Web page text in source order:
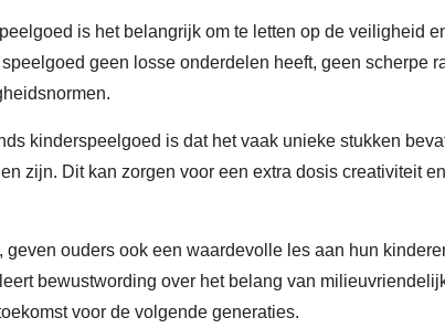
is het belangrijk om te letten op de veiligheid
geen losse onderdelen heeft, geen scherpe
kinderspeelgoed is dat het vaak unieke stukken
zijn. Dit kan zorgen voor een extra dosis creativiteit en
ouders ook een waardevolle les aan hun
bewustwording over het belang van
voor de volgende generaties.